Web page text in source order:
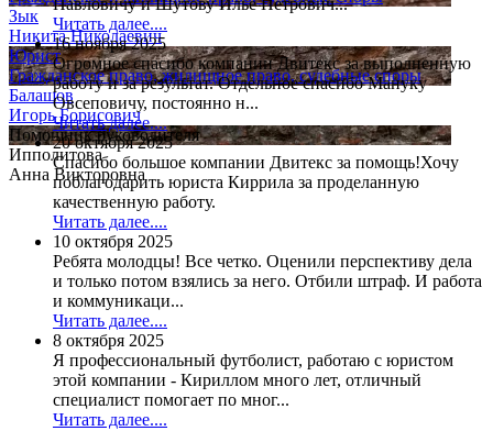
Зык
Никита Николаевич
Юрист
Гражданское право, жилищное право, судебные споры
Балашов
Игорь Борисович
Помощник руководителя
Ипполитова
Анна Викторовна
Павловичу и Шутову Илье Петрович...
Читать далее....
16 ноября 2025
Огромное спасибо компании Двитекс за выполненную
работу и за результат. Отдельное спасибо Мануку
Овсеповичу, постоянно н...
Читать далее....
20 октября 2025
Спасибо большое компании Двитекс за помощь!Хочу
поблагодарить юриста Киррила за проделанную
качественную работу.
Читать далее....
10 октября 2025
Ребята молодцы! Все четко. Оценили перспективу дела
и только потом взялись за него. Отбили штраф. И работа
и коммуникаци...
Читать далее....
8 октября 2025
Я профессиональный футболист, работаю с юристом
этой компании - Кириллом много лет, отличный
специалист помогает по мног...
Читать далее....